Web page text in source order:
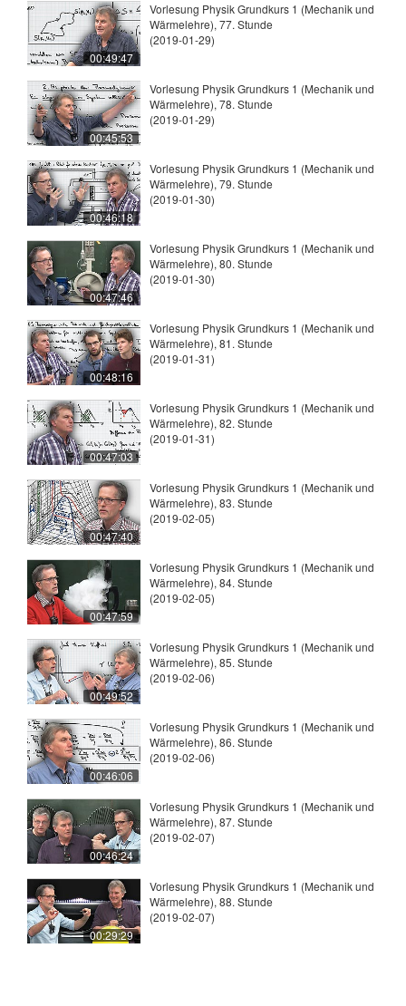
00:49:47
Vorlesung Physik Grundkurs 1 (Mechanik und
Wärmelehre), 77. Stunde
(2019-01-29)
00:45:53
Vorlesung Physik Grundkurs 1 (Mechanik und
Wärmelehre), 78. Stunde
(2019-01-29)
00:46:18
Vorlesung Physik Grundkurs 1 (Mechanik und
Wärmelehre), 79. Stunde
(2019-01-30)
00:47:46
Vorlesung Physik Grundkurs 1 (Mechanik und
Wärmelehre), 80. Stunde
(2019-01-30)
00:48:16
Vorlesung Physik Grundkurs 1 (Mechanik und
Wärmelehre), 81. Stunde
(2019-01-31)
00:47:03
Vorlesung Physik Grundkurs 1 (Mechanik und
Wärmelehre), 82. Stunde
(2019-01-31)
00:47:40
Vorlesung Physik Grundkurs 1 (Mechanik und
Wärmelehre), 83. Stunde
(2019-02-05)
00:47:59
Vorlesung Physik Grundkurs 1 (Mechanik und
Wärmelehre), 84. Stunde
(2019-02-05)
00:49:52
Vorlesung Physik Grundkurs 1 (Mechanik und
Wärmelehre), 85. Stunde
(2019-02-06)
00:46:06
Vorlesung Physik Grundkurs 1 (Mechanik und
Wärmelehre), 86. Stunde
(2019-02-06)
00:46:24
Vorlesung Physik Grundkurs 1 (Mechanik und
Wärmelehre), 87. Stunde
(2019-02-07)
00:29:29
Vorlesung Physik Grundkurs 1 (Mechanik und
Wärmelehre), 88. Stunde
(2019-02-07)